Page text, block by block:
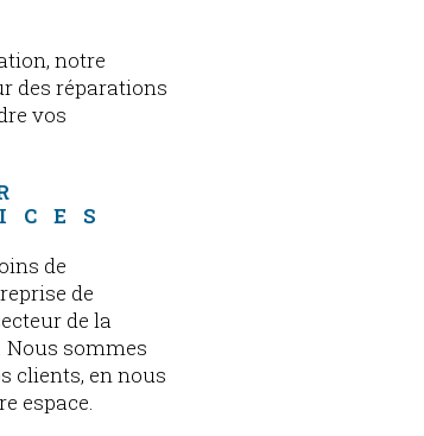
notre
des réparations
vos
de
de
de la
sommes
clients, en nous
espace.